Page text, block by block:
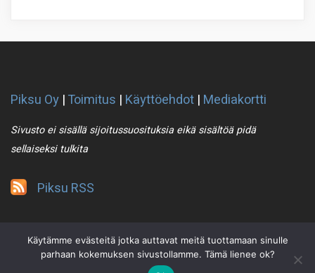
Piksu Oy |Toimitus | Käyttöehdot | Mediakortti
Sivusto ei sisällä sijoitussuosituksia eikä sisältöä pidä
sellaiseksi tulkita
Piksu RSS
Käytämme evästeitä jotka auttavat meitä tuottamaan sinulle
parhaan kokemuksen sivustollamme. Tämä lienee ok?